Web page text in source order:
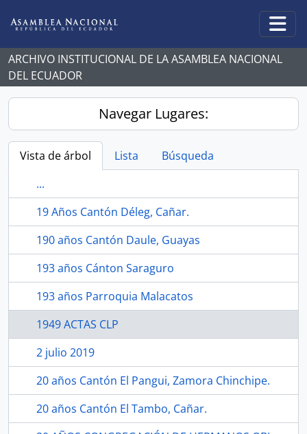
ARCHIVO INSTITUCIONAL DE LA ASAMBLEA NACIONAL
DEL ECUADOR
Navegar Lugares:
Vista de árbol Lista
Búsqueda
...
19 Años Cantón Déleg, Cañar.
190 años Cantón Daule, Guayas
193 años Cánton Saraguro
193 años Parroquia Malacatos
1949 ACTAS CLP
2 julio 2019
20 años Cantón El Pangui, Zamora Chinchipe.
20 años Cantón El Tambo, Cañar.